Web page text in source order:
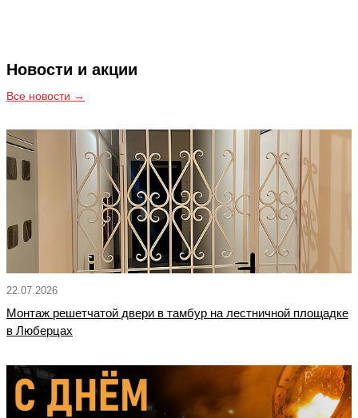
Новости и акции
Все новости →
22.07.2026
Монтаж решетчатой двери в тамбур на лестничной площадке
в Люберцах